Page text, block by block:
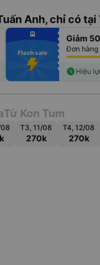
Anh, chỉ có tại
fiber_manual_record
fiber_manual_record
fiber_manual_record
fiber_manual_record
fiber_manual_record
fiber_manual_record
fiber_manual_record
directions_bus
Flash sale
Giảm
schedule
Từ Kon Tum
T3, 11/08
270k
T4, 12/08
270k